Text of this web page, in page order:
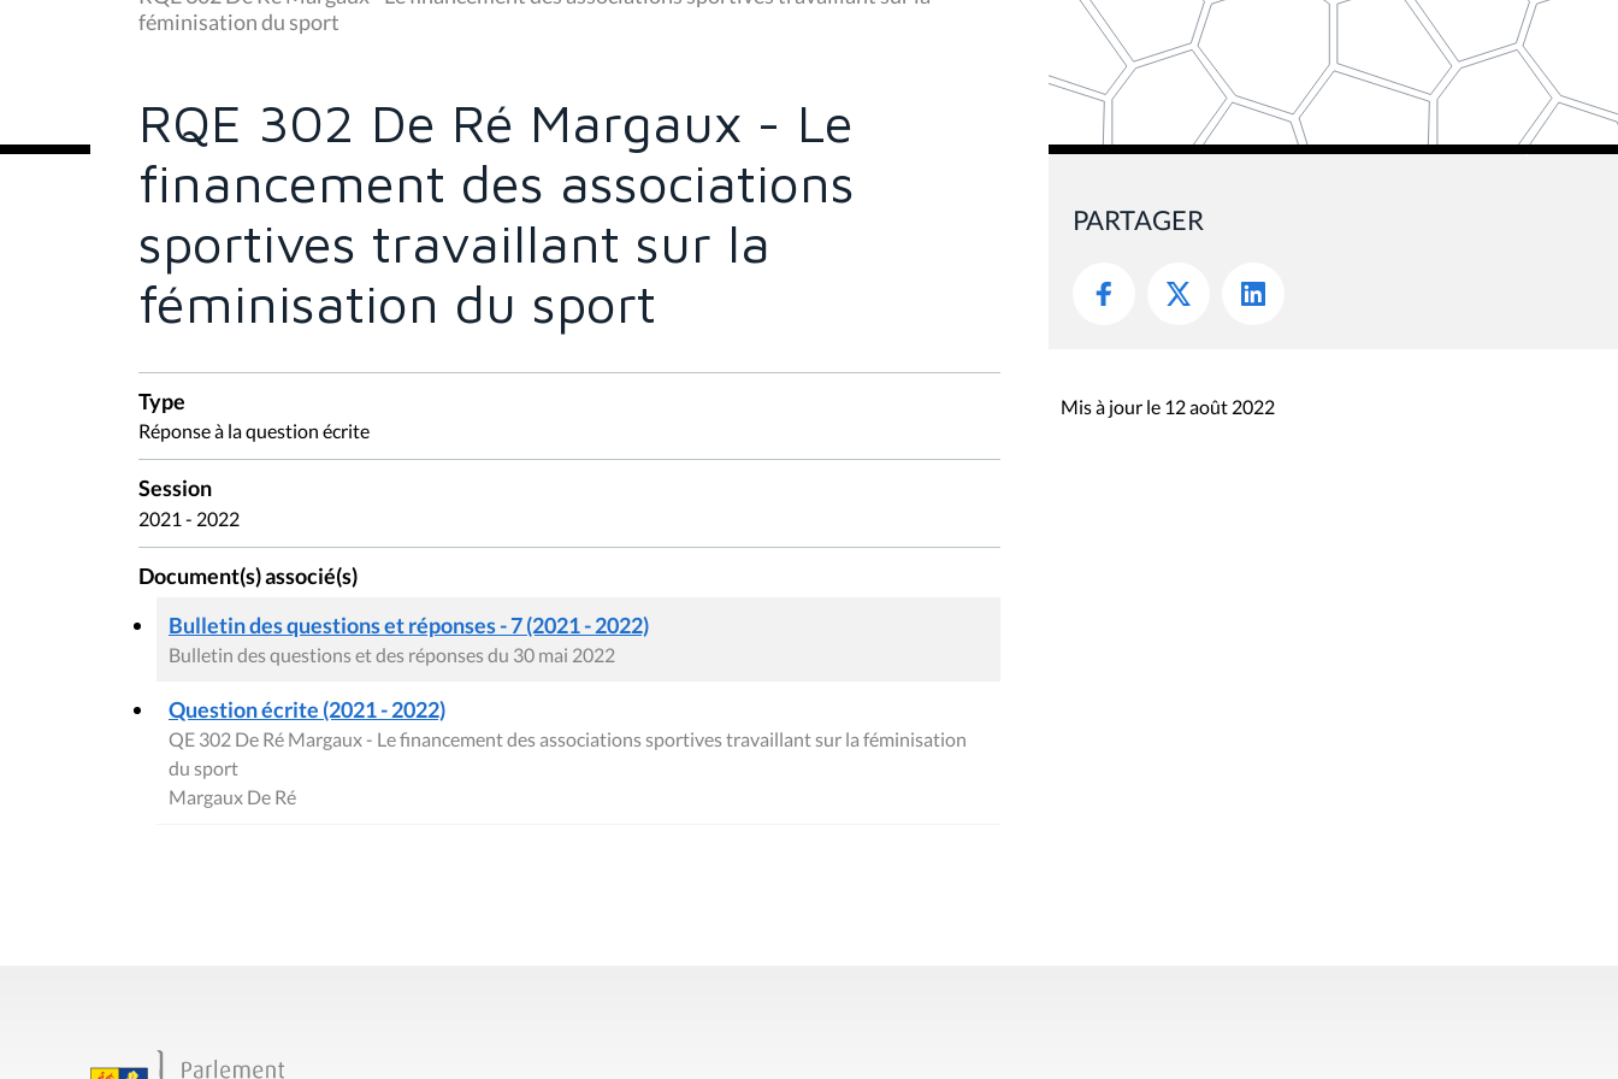
s
ê
:
féminisation du sport
RQE 302 De Ré Margaux - Le
financement des associations
sportives travaillant sur la
féminisation du sport
Type
Réponse à la question écrite
Session
2021 - 2022
Document(s) associé(s)
Bulletin des questions et réponses - 7 (2021 - 2022)
Bulletin des questions et des réponses du 30 mai 2022
Question écrite (2021 - 2022)
QE 302 De Ré Margaux - Le financement des associations sportives travaillant sur la féminisation
du sport
Margaux De Ré
PARTAGER
Mis à jour le 12 août 2022